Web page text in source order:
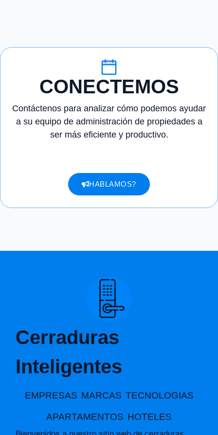
CONECTEMOS
Contáctenos para analizar cómo podemos ayudar
a su equipo de administración de propiedades a
ser más eficiente y productivo.
HABLAMOS?
Cerraduras
Inteligentes
EMPRESAS MARCAS TECNOLOGIAS
APARTAMENTOS HOTELES